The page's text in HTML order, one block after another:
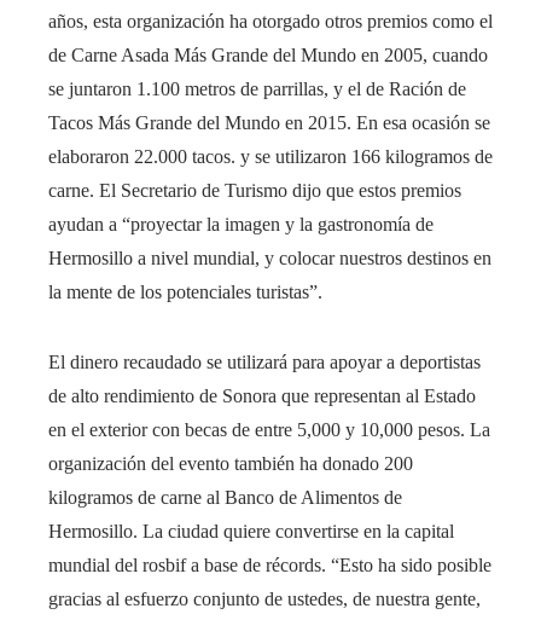
años, esta organización ha otorgado otros premios como el
de Carne Asada Más Grande del Mundo en 2005, cuando
se juntaron 1.100 metros de parrillas, y el de Ración de
Tacos Más Grande del Mundo en 2015. En esa ocasión se
elaboraron 22.000 tacos. y se utilizaron 166 kilogramos de
carne. El Secretario de Turismo dijo que estos premios
ayudan a “proyectar la imagen y la gastronomía de
Hermosillo a nivel mundial, y colocar nuestros destinos en
la mente de los potenciales turistas”.
El dinero recaudado se utilizará para apoyar a deportistas
de alto rendimiento de Sonora que representan al Estado
en el exterior con becas de entre 5,000 y 10,000 pesos. La
organización del evento también ha donado 200
kilogramos de carne al Banco de Alimentos de
Hermosillo. La ciudad quiere convertirse en la capital
mundial del rosbif a base de récords. “Esto ha sido posible
gracias al esfuerzo conjunto de ustedes, de nuestra gente,